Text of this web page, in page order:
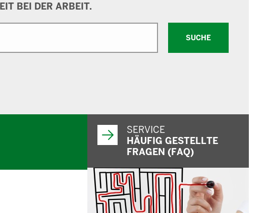
BEI DER ARBEIT.
SUCHE
SERVICE
HÄUFIG GESTELLTE
FRAGEN (FAQ)